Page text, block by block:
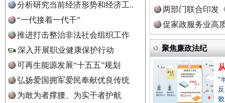
分析研究当前经济形势和经济工..
“一代接着一代干”
推进打击整治非法社会组织工作
深入开展职业健康保护行动
可再生能源发展“十五五”规划
弘扬爱国拥军爱民奉献优良传统
为敢为者撑腰、为实干者护航
两部门联合印发
定》
促家政服务业高
聚焦廉政法纪
"
中国公众新闻网.
中国公民新闻网.
三年瞒报超千万 隐匿收入偷税被查处..